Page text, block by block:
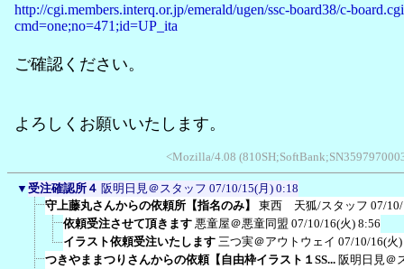
http://cgi.members.interq.or.jp/emerald/ugen/ssc-board38/c-
cmd=one;no=471;id=UP_ita
ご確認ください。
よろしくお願いいたします。
<Mozilla/4.08
▼ 受注確認所４ 阪明日見＠スタッフ 07/10/15(月) 0:18
守上藤丸さんからの依頼所【指名のみ】
東西 天狐/スタッフ 07/
依頼受注させて頂きます 悪童屋＠悪童同盟 07/10/16(火) 8:56
イラスト依頼受注いたします 三つ実＠アウトウェイ 07/10/16(火
つきやままつりさんからの依頼【自由枠イラスト１SS... 阪明日見＠